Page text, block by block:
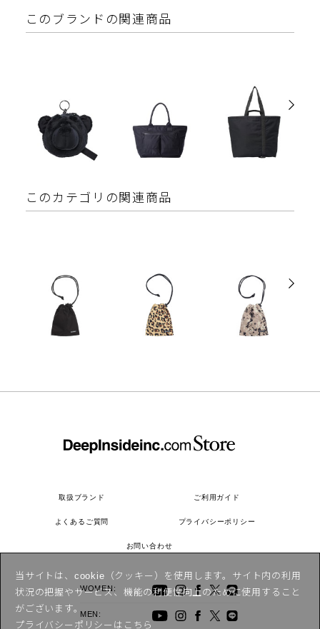
このブランドの関連商品
このカテゴリの関連商品
当サイトは、cookie（クッキー）を使用します。サイト内の利用
状況の把握やサービス、機能の利便性向上のために使用すること
がございます。
プライバシーポリシーは こちら
取扱ブランド ご利用ガイド
よくあるご質問 プライバシーポリシー
お問い合わせ
WOMEN:
MEN: